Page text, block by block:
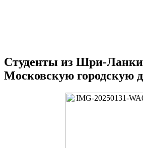
Студенты из Шри-Ланки
Московскую городскую